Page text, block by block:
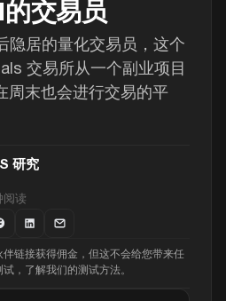
交易员
隐居的量化交易员，这个
交易所从一个副业项目
周末也会进行交易的平
研究
阅读
链接获得佣金，但这不会给您带来任
，了解我们的测试方法。